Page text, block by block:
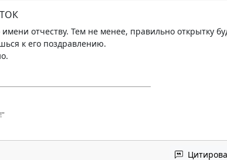
отчеству. Тем не менее, правильно открытку
к его поздравлению.